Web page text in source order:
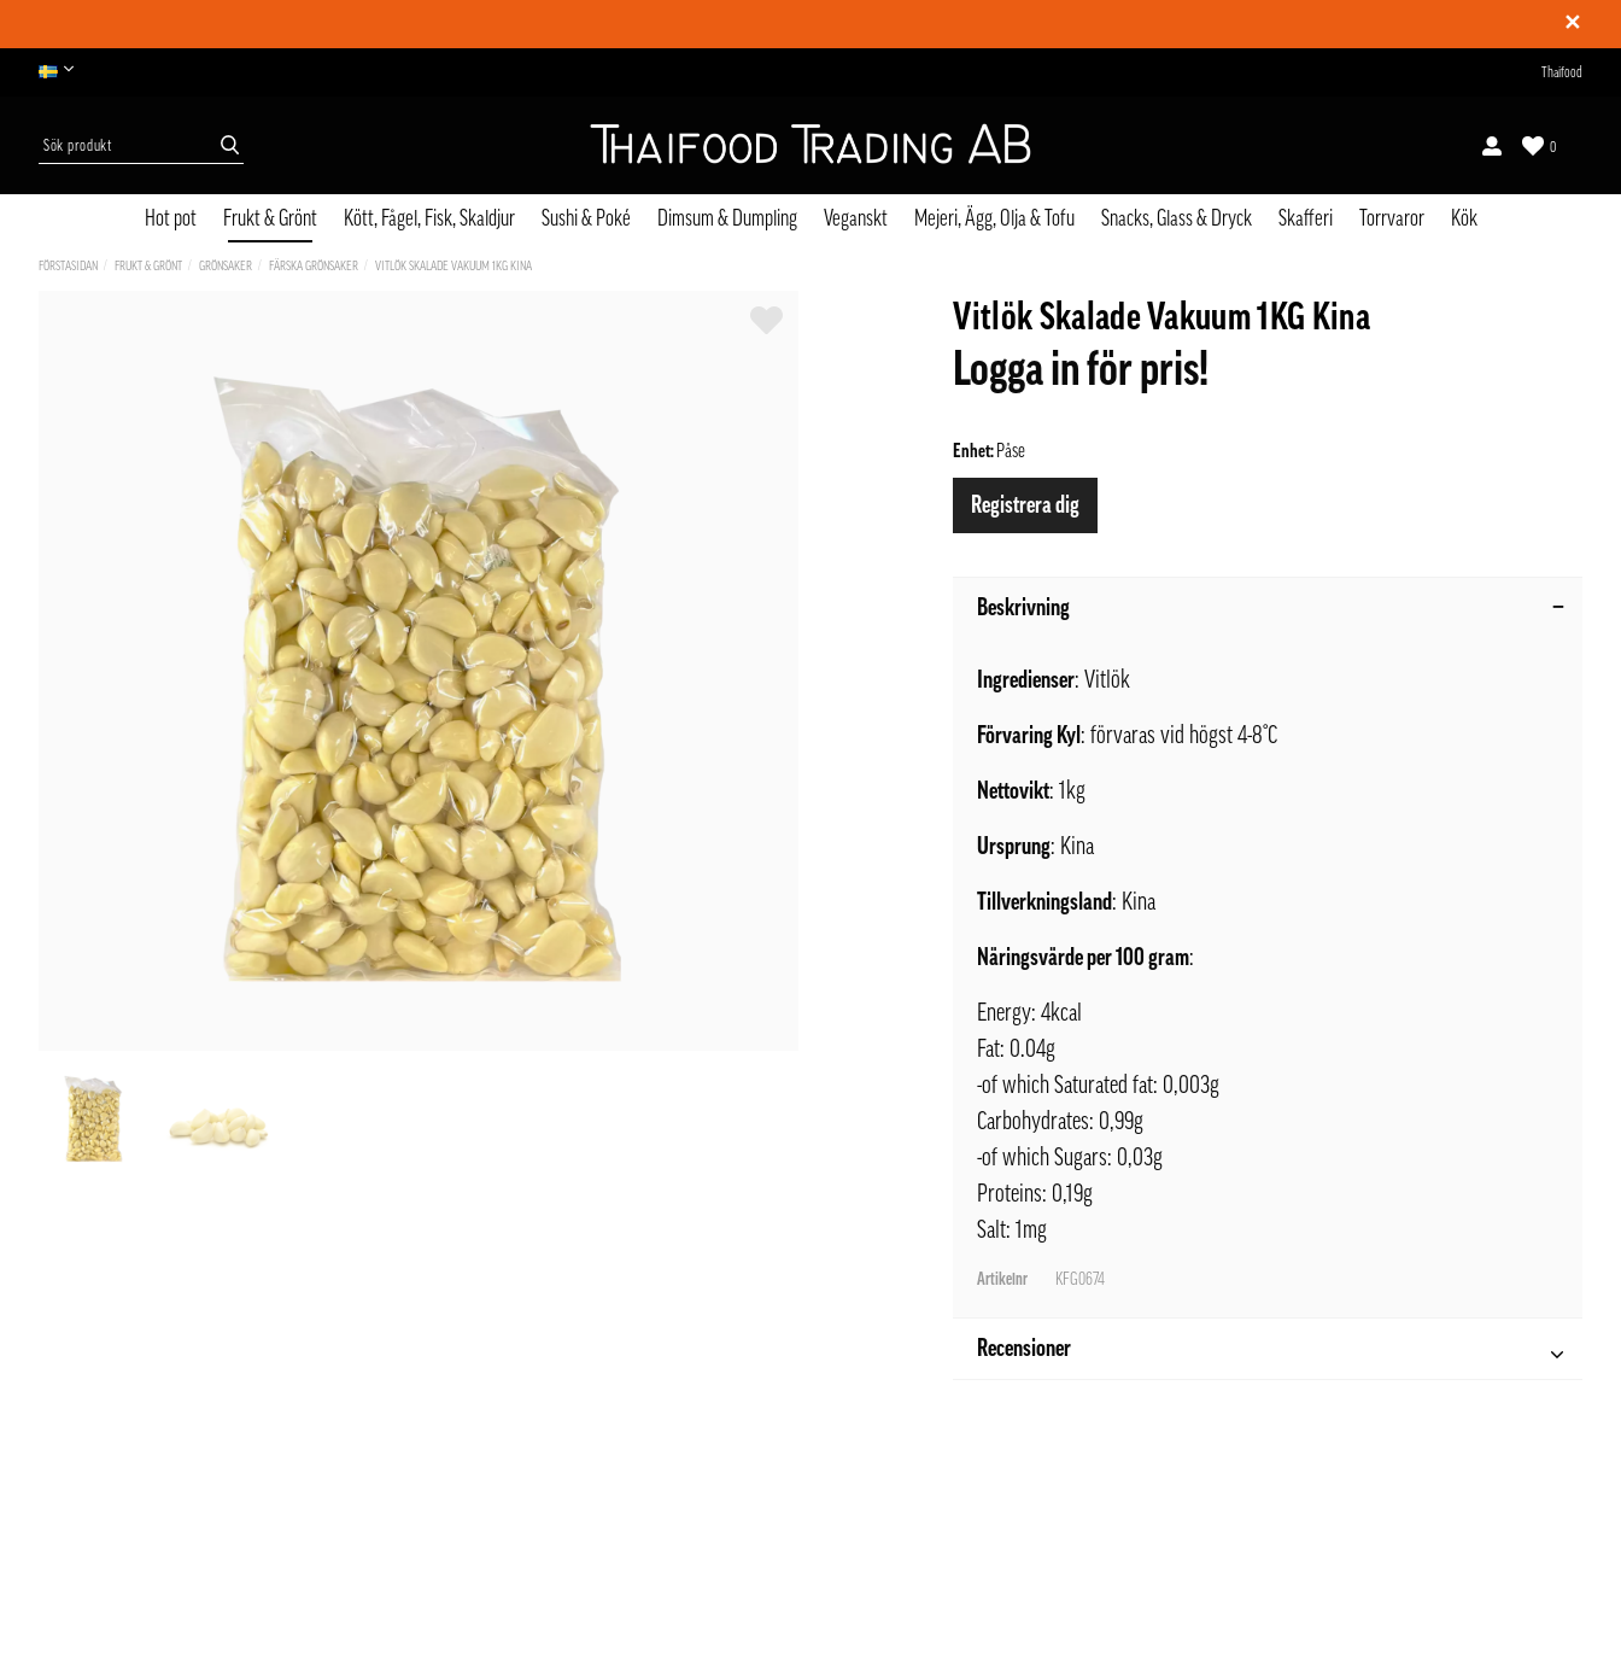
✕
Thaifood
0
Hot pot Frukt & Grönt Kött, Fågel, Fisk, Skaldjur Sushi & Poké Dimsum & Dumpling Veganskt Mejeri, Ägg, Olja & Tofu Snacks, Glass & Dryck Skafferi Torrvaror Kök
FÖRSTASIDAN FRUKT & GRÖNT GRÖNSAKER FÄRSKA GRÖNSAKER VITLÖK SKALADE VAKUUM 1KG KINA
Vitlök Skalade Vakuum 1KG Kina
Logga in för pris!
Enhet: Påse
Registrera dig
Beskrivning
Ingredienser: Vitlök
Förvaring Kyl : förvaras vid högst 4-8°C
Nettovikt: 1kg
Ursprung: Kina
Tillverkningsland: Kina
Näringsvärde per 100 gram:
Energy: 4kcal
Fat: 0.04g
-of which Saturated fat: 0,003g
Carbohydrates: 0,99g
-of which Sugars: 0,03g
Proteins: 0,19g
Salt: 1mg
Artikelnr KFG0674
Recensioner